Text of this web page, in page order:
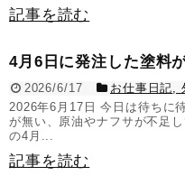
記事を読む
4月6日に発注した塗料
2026/6/17 お仕事日記
2026年6月17日 今日は待ちに
が無い、原油やナフサが不足
の4月...
記事を読む